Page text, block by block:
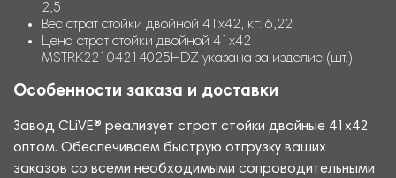
2,5
Вес страт стойки двойной 41х42, кг: 6,22
Цена страт стойки двойной 41х42
MSTRK22104214025HDZ указана за изделие (шт.).
Особенности заказа и доставки
Завод CLiVE® реализует страт стойки двойные 41х42
оптом. Обеспечиваем быструю отгрузку ваших
заказов со всеми необходимыми сопроводительными